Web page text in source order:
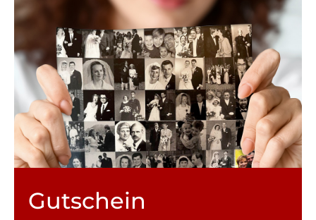
Gutschein